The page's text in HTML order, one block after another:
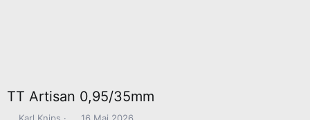
TT Artisan 0,95/35mm
E
E